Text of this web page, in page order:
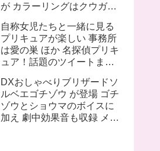
が カラーリングはクウガと
姿が不明なのは 丑 辰 午 申
亥 の5人
自称女児たちと一緒に見る
プリキュアが楽しい 事務所
は愛の巣 ほか 名探偵プリキ
ュア！話題のツイートまと
DXおしゃべりブリザードソ
ルベエゴチゾウ が登場 ゴチ
ゾウとショウマのボイスに
加え 劇中効果音も収録 メタ